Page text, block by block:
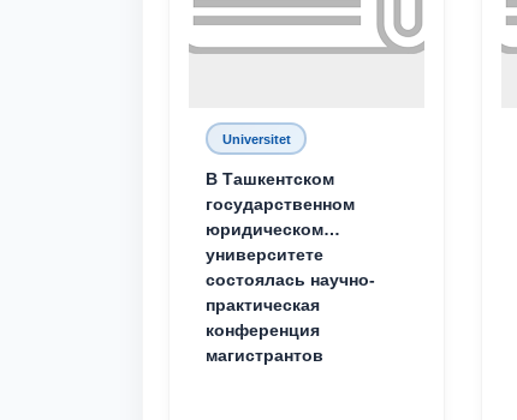
Universitet
В Ташкентском
государственном
юридическом
университете
состоялась научно-
практическая
конференция
магистрантов